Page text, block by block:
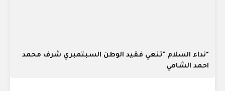
"نداء السلام "تنعي فقيد الوطن السبتمبري شرف محمد
احمد الشامي